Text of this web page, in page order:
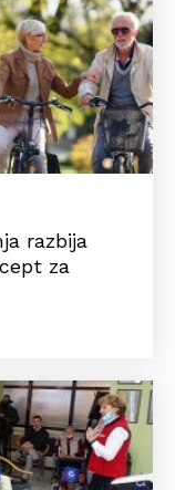
razbija
za